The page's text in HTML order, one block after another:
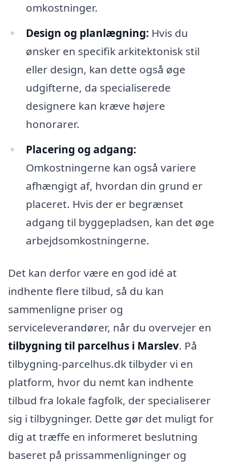
omkostninger.
Design og planlægning: Hvis du
ønsker en specifik arkitektonisk stil
eller design, kan dette også øge
udgifterne, da specialiserede
designere kan kræve højere
honorarer.
Placering og adgang:
Omkostningerne kan også variere
afhængigt af, hvordan din grund er
placeret. Hvis der er begrænset
adgang til byggepladsen, kan det øge
arbejdsomkostningerne.
Det kan derfor være en god idé at
indhente flere tilbud, så du kan
sammenligne priser og
serviceleverandører, når du overvejer en
tilbygning til parcelhus i Marslev. På
tilbygning-parcelhus.dk tilbyder vi en
platform, hvor du nemt kan indhente
tilbud fra lokale fagfolk, der specialiserer
sig i tilbygninger. Dette gør det muligt for
dig at træffe en informeret beslutning
baseret på prissammenligninger og